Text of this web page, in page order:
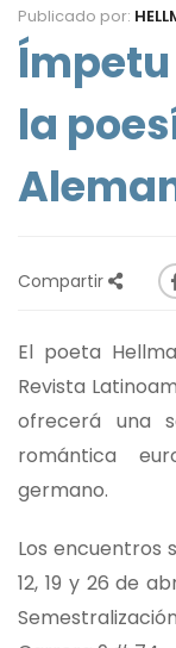
Publicado por:
la
Compartir
El poeta
Revista
ofrecerá una
romántica
germano.
Los encuentros
12, 19 y 26 de